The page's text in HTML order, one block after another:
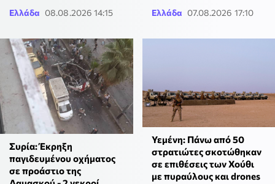
Ελλάδα 08.08.2026 14:15 Ελλάδα 07.08.2026 17:10
Συρία: Έκρηξη
παγιδευμένου οχήματος
σε προάστιο της
Υεμένη: Πάνω από 50
στρατιώτες σκοτώθηκαν
σε επιθέσεις των Χούθι
με πυραύλους και drones